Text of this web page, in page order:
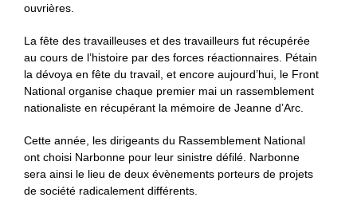
ouvrières.
La fête des travailleuses et des travailleurs fut récupérée
au cours de l’histoire par des forces réactionnaires. Pétain
la dévoya en fête du travail, et encore aujourd’hui, le Front
National organise chaque premier mai un rassemblement
nationaliste en récupérant la mémoire de Jeanne d’Arc.
Cette année, les dirigeants du Rassemblement National
ont choisi Narbonne pour leur sinistre défilé. Narbonne
sera ainsi le lieu de deux évènements porteurs de projets
de société radicalement différents.